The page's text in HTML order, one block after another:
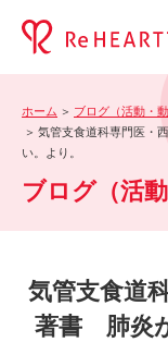
ホーム
ブログ（活動・動
気管支食道科専門医・
い。より。
ブログ（活
気管支食道
著書 肺炎